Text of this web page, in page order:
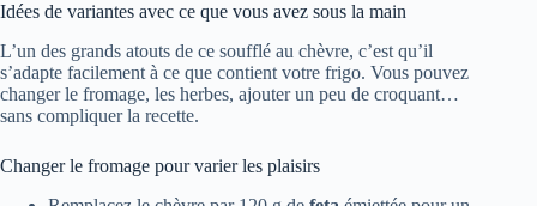
Idées de variantes avec ce que vous avez sous la main
L’un des grands atouts de ce soufflé au chèvre, c’est qu’il
s’adapte facilement à ce que contient votre frigo. Vous pouvez
changer le fromage, les herbes, ajouter un peu de croquant…
sans compliquer la recette.
Changer le fromage pour varier les plaisirs